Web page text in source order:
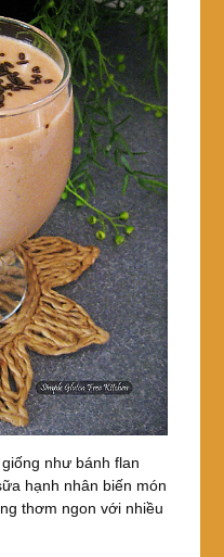
như bánh flan
hạnh nhân biến món
thơm ngon với nhiều